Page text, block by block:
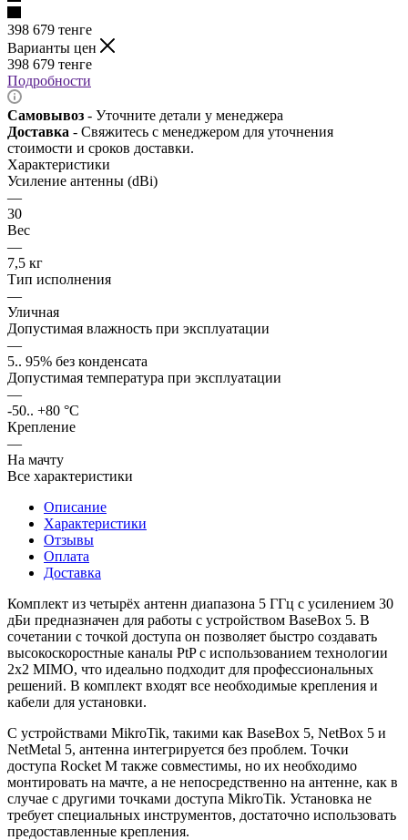
398 679 тенге
Варианты цен
398 679 тенге
Подробности
Самовывоз - Уточните детали у менеджера
Доставка - Свяжитесь с менеджером для уточнения
стоимости и сроков доставки.
Характеристики
Усиление антенны (dBi)
—
30
Вес
—
7,5 кг
Тип исполнения
—
Уличная
Допустимая влажность при эксплуатации
—
5.. 95% без конденсата
Допустимая температура при эксплуатации
—
-50.. +80 °C
Крепление
—
На мачту
Все характеристики
Описание
Характеристики
Отзывы
Оплата
Доставка
Комплект из четырёх антенн диапазона 5 ГГц с усилением 30
дБи предназначен для работы с устройством BaseBox 5. В
сочетании с точкой доступа он позволяет быстро создавать
высокоскоростные каналы PtP с использованием технологии
2x2 MIMO, что идеально подходит для профессиональных
решений. В комплект входят все необходимые крепления и
кабели для установки.
С устройствами MikroTik, такими как BaseBox 5, NetBox 5 и
NetMetal 5, антенна интегрируется без проблем. Точки
доступа Rocket M также совместимы, но их необходимо
монтировать на мачте, а не непосредственно на антенне, как в
случае с другими точками доступа MikroTik. Установка не
требует специальных инструментов, достаточно использовать
предоставленные крепления.